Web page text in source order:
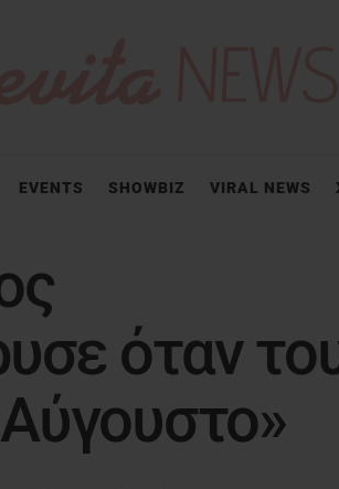
EVENTS SHOWBIZ VIRAL NEWS
όταν